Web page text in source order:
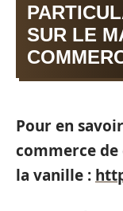
SUR LE
Pour en
commerce
la vanille :